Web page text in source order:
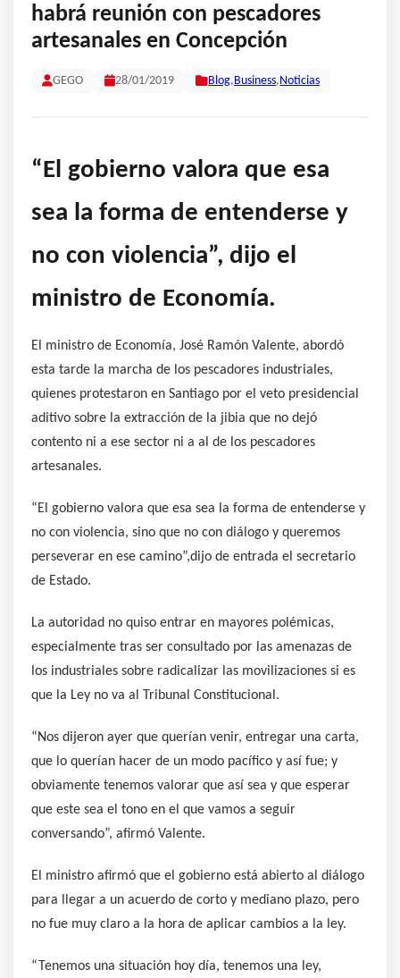
habrá reunión con pescadores
artesanales en Concepción
GEGO 28/01/2019 Blog, Business, Noticias
“El gobierno valora que esa
sea la forma de entenderse y
no con violencia”, dijo el
ministro de Economía.
El ministro de Economía, José Ramón Valente, abordó
esta tarde la marcha de los pescadores industriales,
quienes protestaron en Santiago por el veto presidencial
aditivo sobre la extracción de la jibia que no dejó
contento ni a ese sector ni a al de los pescadores
artesanales.
“El gobierno valora que esa sea la forma de entenderse y
no con violencia, sino que no con diálogo y queremos
perseverar en ese camino”,dijo de entrada el secretario
de Estado.
La autoridad no quiso entrar en mayores polémicas,
especialmente tras ser consultado por las amenazas de
los industriales sobre radicalizar las movilizaciones si es
que la Ley no va al Tribunal Constitucional.
“Nos dijeron ayer que querían venir, entregar una carta,
que lo querían hacer de un modo pacífico y así fue; y
obviamente tenemos valorar que así sea y que esperar
que este sea el tono en el que vamos a seguir
conversando”, afirmó Valente.
El ministro afirmó que el gobierno está abierto al diálogo
para llegar a un acuerdo de corto y mediano plazo, pero
no fue muy claro a la hora de aplicar cambios a la ley.
“Tenemos una situación hoy día, tenemos una ley,